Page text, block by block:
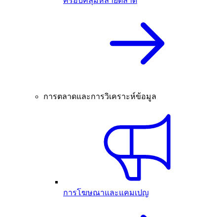
การตลาดและการวิเคราะห์ข้อมูล
การโฆษณาและแคมเปญ